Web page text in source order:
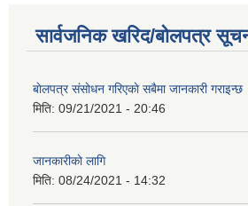
सार्वजनिक खरिद/बोलपत्र
बाेलपत्र संसाेधन गरिएकाे सबैमा जानकारी गराइन्छ
मिति: 09/21/2021 - 20:46
जानकारीकाे लागि
मिति: 08/24/2021 - 14:32